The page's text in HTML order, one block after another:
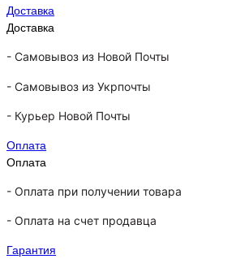
Доставка
Доставка
- Самовывоз из Новой Почты
- Самовывоз из Укрпочты
- Курьер Новой Почты
Оплата
Оплата
- Оплата при получении товара
- Оплата на счет продавца
Гарантия